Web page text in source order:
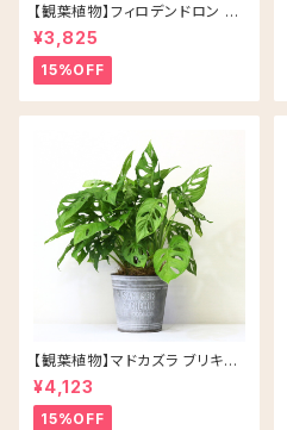
【観葉植物】フィロデンドロン ジ
ョーピー ネガミエル 3号 ネコチ
ップ 浅岡園芸 アロイド
¥3,825
15%OFF
【観葉植物】マドカズラ ブリキ缶
5号 鉢カラー/シルバー
¥4,123
15%OFF